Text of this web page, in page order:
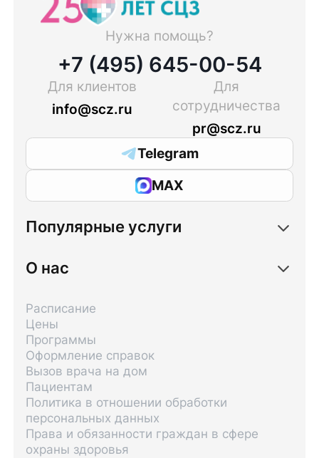
Нужна помощь?
+7 (495) 645-00-54
Для клиентов
info@scz.ru
Для
сотрудничества
pr@scz.ru
Telegram
MAX
Популярные услуги
О нас
Расписание
Цены
Программы
Оформление справок
Вызов врача на дом
Пациентам
Политика в отношении обработки
персональных данных
Права и обязанности граждан в сфере
охраны здоровья